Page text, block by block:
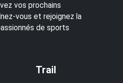
vos prochains
vous et rejoignez la
de sports
Trail